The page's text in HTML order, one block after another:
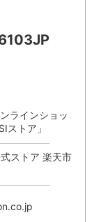
ラインショッ
ストア」
ストア 楽天市